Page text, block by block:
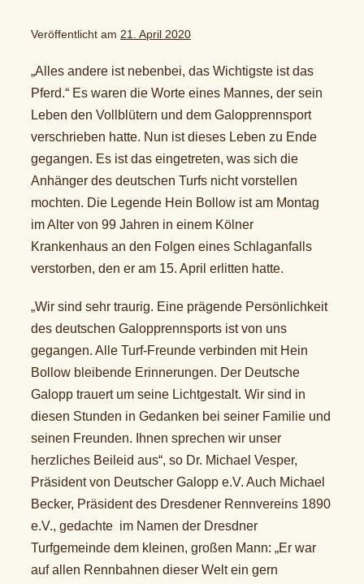
Veröffentlicht am 21. April 2020
„Alles andere ist nebenbei, das Wichtigste ist das
Pferd.“ Es waren die Worte eines Mannes, der sein
Leben den Vollblütern und dem Galopprennsport
verschrieben hatte. Nun ist dieses Leben zu Ende
gegangen. Es ist das eingetreten, was sich die
Anhänger des deutschen Turfs nicht vorstellen
mochten. Die Legende Hein Bollow ist am Montag
im Alter von 99 Jahren in einem Kölner
Krankenhaus an den Folgen eines Schlaganfalls
verstorben, den er am 15. April erlitten hatte.
„Wir sind sehr traurig. Eine prägende Persönlichkeit
des deutschen Galopprennsports ist von uns
gegangen. Alle Turf-Freunde verbinden mit Hein
Bollow bleibende Erinnerungen. Der Deutsche
Galopp trauert um seine Lichtgestalt. Wir sind in
diesen Stunden in Gedanken bei seiner Familie und
seinen Freunden. Ihnen sprechen wir unser
herzliches Beileid aus“, so Dr. Michael Vesper,
Präsident von Deutscher Galopp e.V. Auch Michael
Becker, Präsident des Dresdener Rennvereins 1890
e.V., gedachte im Namen der Dresdner
Turfgemeinde dem kleinen, großen Mann: „Er war
auf allen Rennbahnen dieser Welt ein gern